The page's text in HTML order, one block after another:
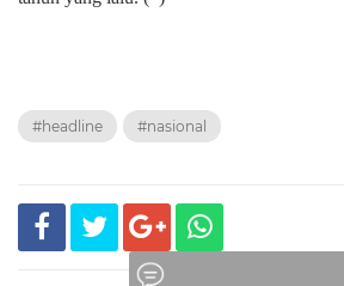
#headline #nasional